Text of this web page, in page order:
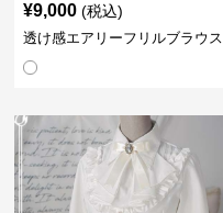
¥9,000 (税込)
透け感エアリーフリルブラウス